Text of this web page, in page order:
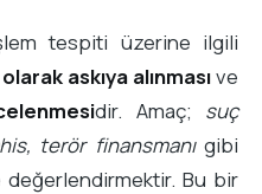
tespiti üzerine ilgili
askıya alınmasıve
dir. Amaç; suç
terör finansmanıgibi
değerlendirmektir. Bu bir